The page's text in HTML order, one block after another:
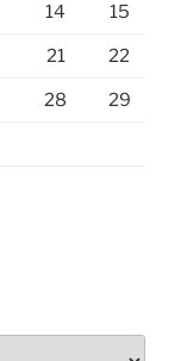
14 15
21 22
28 29